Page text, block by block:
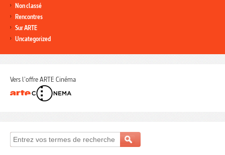
Non classé
Rencontres
Sur ARTE
Uncategorized
Vers l'offre ARTE Cinéma